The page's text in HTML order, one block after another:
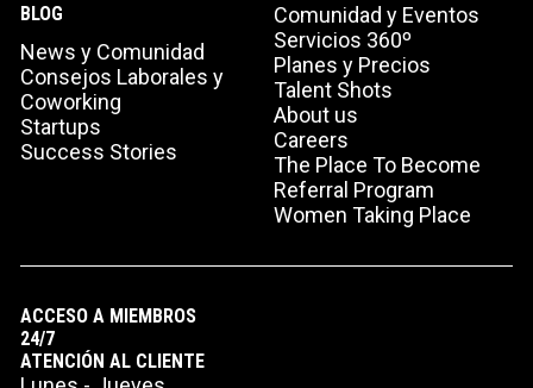
BLOG
News y Comunidad
Consejos Laborales y
Coworking
Startups
Success Stories
Comunidad y Eventos
Servicios 360º
Planes y Precios
Talent Shots
About us
Careers
The Place To Become
Referral Program
Women Taking Place
ACCESO A MIEMBROS
24/7
ATENCIÓN AL CLIENTE